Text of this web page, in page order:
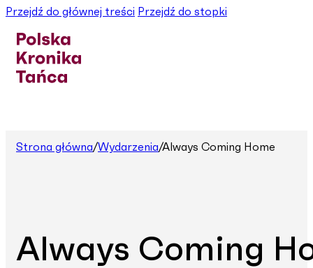
Przejdź do głównej treści Przejdź do stopki
Strona główna/Wydarzenia/Always Coming Home
Always Coming